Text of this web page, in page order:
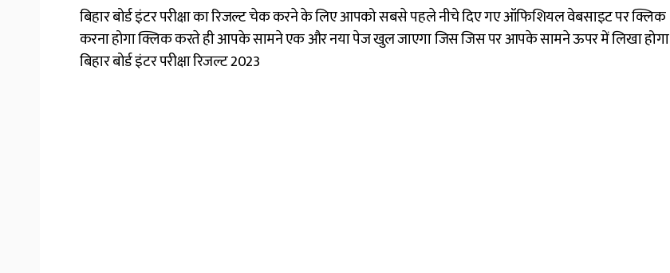
बिहार बोर्ड इंटर परीक्षा का रिजल्ट चेक करने के लिए आपको सबसे पहले नीचे दिए गए ऑफिशियल वेबसाइट पर क्लिक
करना होगा क्लिक करते ही आपके सामने एक और नया पेज खुल जाएगा जिस जिस पर आपके सामने ऊपर में लिखा होगा
बिहार बोर्ड इंटर परीक्षा रिजल्ट 2023